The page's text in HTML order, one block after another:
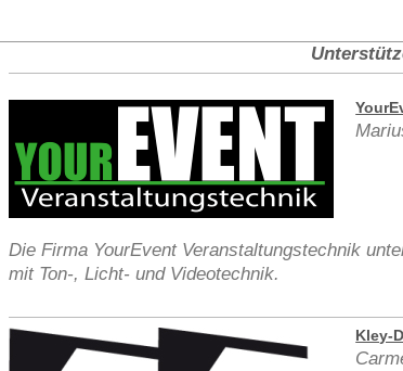
Die Firma YourEvent Veranstaltungstechnik
mit Ton-, Licht- und Videotechnik.
Kley-